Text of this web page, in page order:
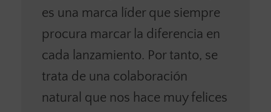
es una marca líder que siempre
procura marcar la diferencia en
cada lanzamiento. Por tanto, se
trata de una colaboración
natural que nos hace muy felices